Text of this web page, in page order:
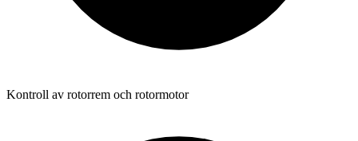
Kontroll av rotorrem och rotormotor